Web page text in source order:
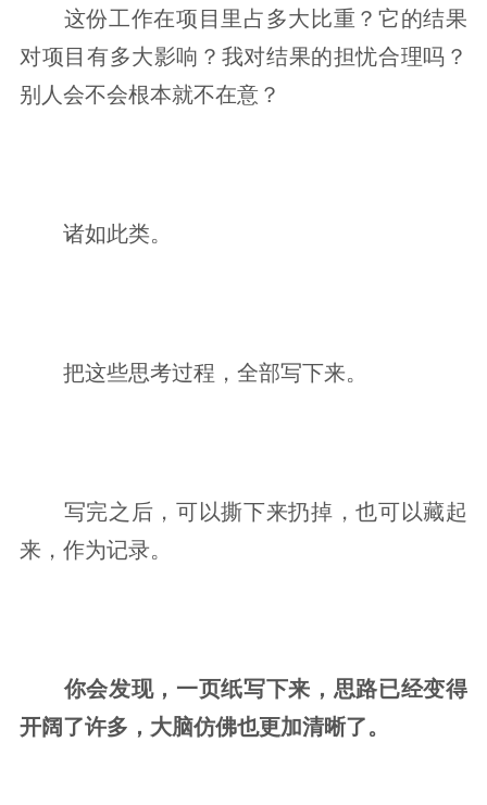
这份工作在项目里占多大比重？它的结果
对项目有多大影响？我对结果的担忧合理吗？
别人会不会根本就不在意？
诸如此类。
把这些思考过程，全部写下来。
写完之后，可以撕下来扔掉，也可以藏起
来，作为记录。
你会发现，一页纸写下来，思路已经变得
开阔了许多，大脑仿佛也更加清晰了。